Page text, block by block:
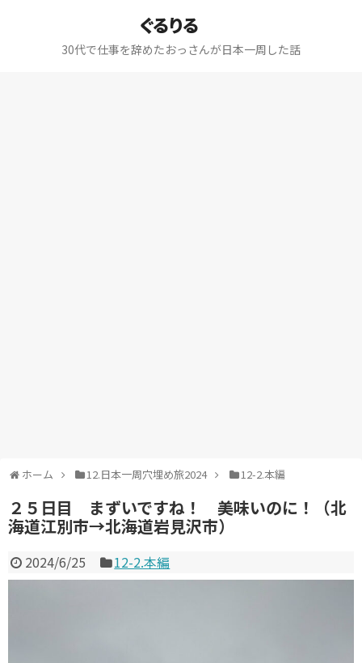
ぐるりる
30代で仕事を辞めたおっさんが日本一周した話
ホーム 12.日本一周穴埋め旅2024 12-2.本編
２５日目 まずいですね！ 美味いのに！（北
海道江別市→北海道岩見沢市）
2024/6/25 12-2.本編